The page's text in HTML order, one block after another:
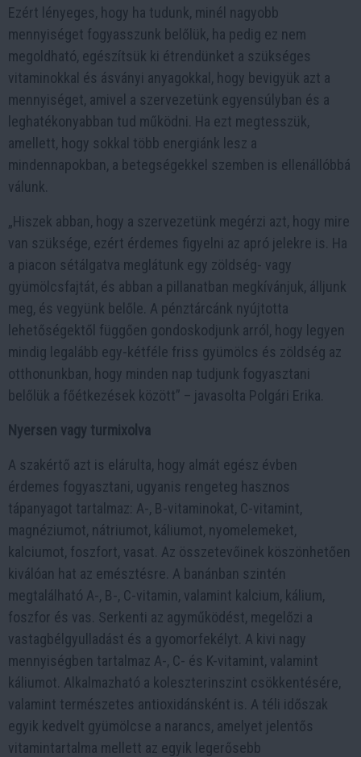
Ezért lényeges, hogy ha tudunk, minél nagyobb
mennyiséget fogyasszunk belőlük, ha pedig ez nem
megoldható, egészítsük ki étrendünket a szükséges
vitaminokkal és ásványi anyagokkal, hogy bevigyük azt a
mennyiséget, amivel a szervezetünk egyensúlyban és a
leghatékonyabban tud működni. Ha ezt megtesszük,
amellett, hogy sokkal több energiánk lesz a
mindennapokban, a betegségekkel szemben is ellenállóbbá
válunk.
„Hiszek abban, hogy a szervezetünk megérzi azt, hogy mire
van szüksége, ezért érdemes figyelni az apró jelekre is. Ha
a piacon sétálgatva meglátunk egy zöldség- vagy
gyümölcsfajtát, és abban a pillanatban megkívánjuk, álljunk
meg, és vegyünk belőle. A pénztárcánk nyújtotta
lehetőségektől függően gondoskodjunk arról, hogy legyen
mindig legalább egy-kétféle friss gyümölcs és zöldség az
otthonunkban, hogy minden nap tudjunk fogyasztani
belőlük a főétkezések között” – javasolta Polgári Erika.
Nyersen vagy turmixolva
A szakértő azt is elárulta, hogy almát egész évben
érdemes fogyasztani, ugyanis rengeteg hasznos
tápanyagot tartalmaz: A-, B-vitaminokat, C-vitamint,
magnéziumot, nátriumot, káliumot, nyomelemeket,
kalciumot, foszfort, vasat. Az összetevőinek köszönhetően
kiválóan hat az emésztésre. A banánban szintén
megtalálható A-, B-, C-vitamin, valamint kalcium, kálium,
foszfor és vas. Serkenti az agyműködést, megelőzi a
vastagbélgyulladást és a gyomorfekélyt. A kivi nagy
mennyiségben tartalmaz A-, C- és K-vitamint, valamint
káliumot. Alkalmazható a koleszterinszint csökkentésére,
valamint természetes antioxidánsként is. A téli időszak
egyik kedvelt gyümölcse a narancs, amelyet jelentős
vitamintartalma mellett az egyik legerősebb